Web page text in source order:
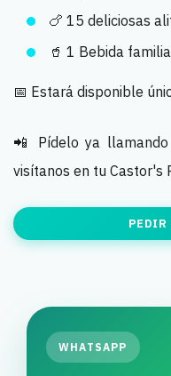
🍗 15 deliciosas
🥤 1 Bebida
📅 Estará disponible
📲 Pídelo ya
visítanos en tu Castor's
PEDIR
WHATSAPP